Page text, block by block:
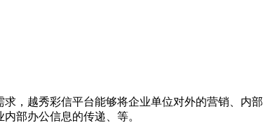
，越秀彩信平台能够将企业单位对外的营销、内
部办公信息的传递、等。